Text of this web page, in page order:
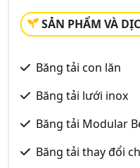
SẢN PHẨM VÀ
Băng tải con lăn
Băng tải lưới inox
Băng tải Modular
Băng tải thay đổi